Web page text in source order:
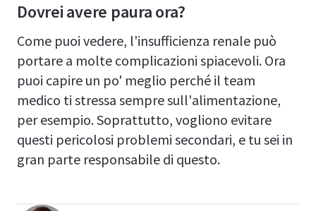
Dovrei avere paura ora?
Come puoi vedere, l'insufficienza renale può
portare a molte complicazioni spiacevoli. Ora
puoi capire un po' meglio perché il team
medico ti stressa sempre sull'alimentazione,
per esempio. Soprattutto, vogliono evitare
questi pericolosi problemi secondari, e tu sei in
gran parte responsabile di questo.